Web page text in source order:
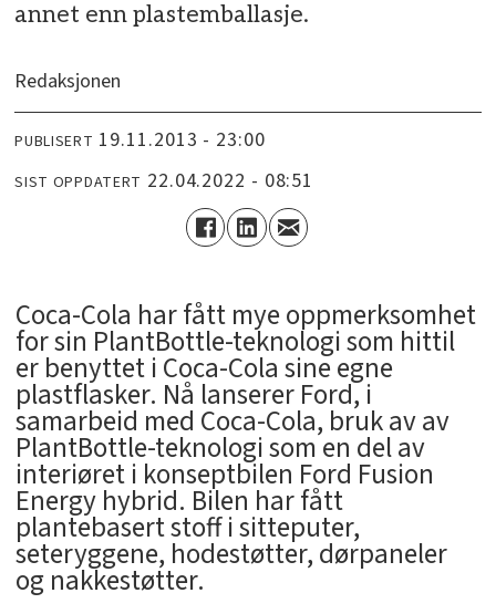
annet enn plastemballasje.
Redaksjonen
PUBLISERT 19.11.2013 - 23:00
SIST OPPDATERT 22.04.2022 - 08:51
Coca-Cola har fått mye oppmerksomhet
for sin PlantBottle-teknologi som hittil
er benyttet i Coca-Cola sine egne
plastflasker. Nå lanserer Ford, i
samarbeid med Coca-Cola, bruk av av
PlantBottle-teknologi som en del av
interiøret i konseptbilen Ford Fusion
Energy hybrid. Bilen har fått
plantebasert stoff i sitteputer,
seteryggene, hodestøtter, dørpaneler
og nakkestøtter.